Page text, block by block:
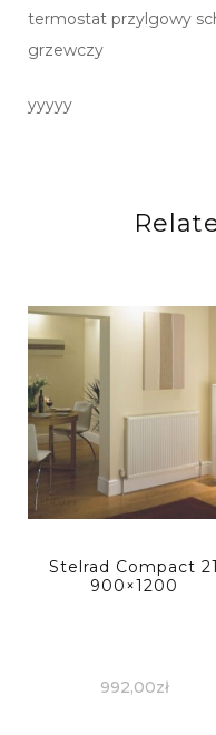
termostat przylgowy
grzewczy
yyyyy
Stelrad Compact 21
900×1200
992,00zł